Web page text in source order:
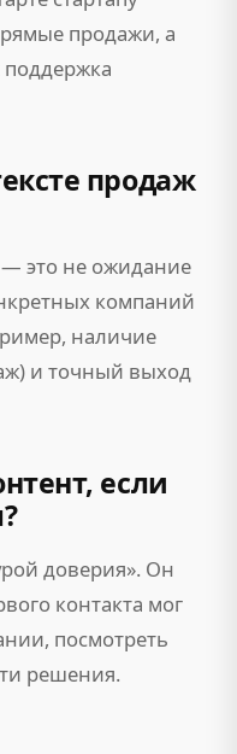
продажи, а
поддержка
продаж
— это не ожидание
компаний
наличие
и точный выход
если
доверия». Он
контакта мог
посмотреть
решения.